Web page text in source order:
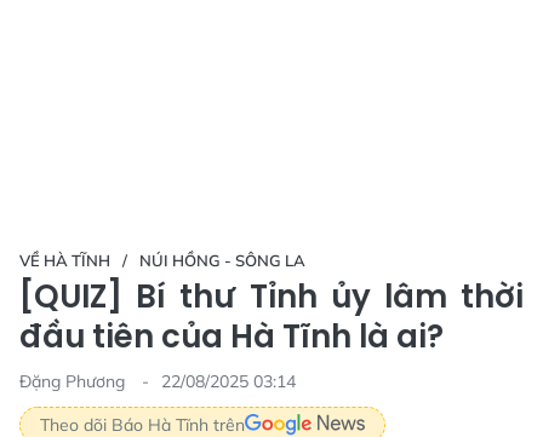
VỀ HÀ TĨNH NÚI HỒNG - SÔNG LA
[QUIZ] Bí thư Tỉnh ủy lâm thời
đầu tiên của Hà Tĩnh là ai?
Đặng Phương
22/08/2025 03:14
Theo dõi Báo Hà Tĩnh trên